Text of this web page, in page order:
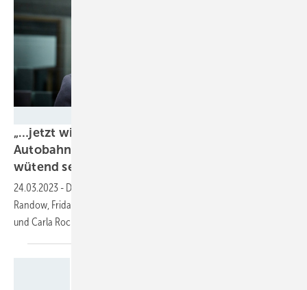
„…jetzt will Wissing auch noch neue
Autobahnen bauen. Da kann man wirklich
wütendsein“
24.03.2023 - Diskussion mit den Klimaschutzaktivist:innen Luis von
Randow, Fridays for Future, Volker Quaschning, Scientists for Future,
und Carla Rochel, Letzte Generation, über Kampf und